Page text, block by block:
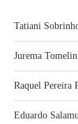
Tatiani
Jurema
Raquel Pereira
Eduardo